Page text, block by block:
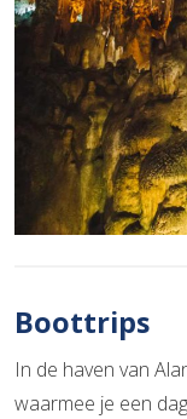
Boottrips
In de haven van
waarmee je een